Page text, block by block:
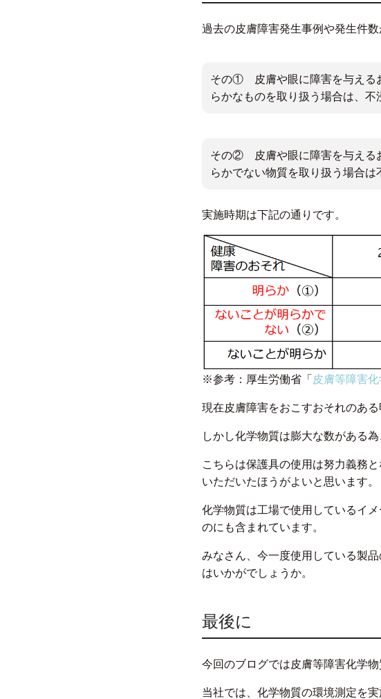
過去の皮膚障害発生事例や発生件
その① 皮膚や眼に障害を与える
らかなものを取り扱う場合は、
その② 皮膚や眼に障害を与える
らかでない物質を取り扱う場合
実施時期は下記の通りです。
※参考：厚生労働省「 皮膚等障害
現在皮膚障害をおこすおそれのあ
しかし化学物質は膨大な数がある
こちらは保護具の使用は努力義務
いただいたほうがよいと思います。
化学物質は工場で使用しているイ
のにも含まれています。
みなさん、今一度使用している製
はいかがでしょうか。
最後に
今回のブログでは皮膚等障害化学
当社では、化学物質の環境測定を実